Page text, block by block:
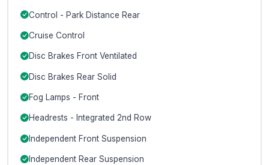
Control - Park Distance Rear
Cruise Control
Disc Brakes Front Ventilated
Disc Brakes Rear Solid
Fog Lamps - Front
Headrests - Integrated 2nd Row
Independent Front Suspension
Independent Rear Suspension